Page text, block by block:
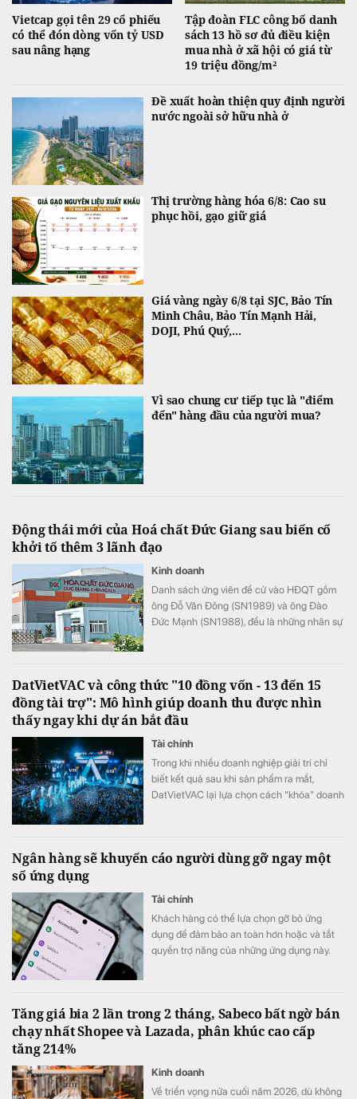
Vietcap gọi tên 29 cổ phiếu
có thể đón dòng vốn tỷ USD
sau nâng hạng
Tập đoàn FLC công bố danh
sách 13 hồ sơ đủ điều kiện
mua nhà ở xã hội có giá từ
19 triệu đồng/m²
Đề xuất hoàn thiện quy định người
nước ngoài sở hữu nhà ở
Thị trường hàng hóa 6/8: Cao su
phục hồi, gạo giữ giá
Giá vàng ngày 6/8 tại SJC, Bảo Tín
Minh Châu, Bảo Tín Mạnh Hải,
DOJI, Phú Quý,...
Vì sao chung cư tiếp tục là "điểm
đến" hàng đầu của người mua?
Động thái mới của Hoá chất Đức Giang sau biến cố
khởi tố thêm 3 lãnh đạo
Kinh doanh
Danh sách ứng viên đề cử vào HĐQT gồm
ông Đỗ Văn Đông (SN1989) và ông Đào
Đức Mạnh (SN1988), đều là những nhân sự
DatVietVAC và công thức "10 đồng vốn - 13 đến 15
đồng tài trợ": Mô hình giúp doanh thu được nhìn
thấy ngay khi dự án bắt đầu
Tài chính
Trong khi nhiều doanh nghiệp giải trí chỉ
biết kết quả sau khi sản phẩm ra mắt,
DatVietVAC lại lựa chọn cách "khóa" doanh
hiệu quả sử dụng vốn nổi bật với ROE đạt
nghiệp văn hóa.
Ngân hàng sẽ khuyến cáo người dùng gỡ ngay một
số ứng dụng
Tài chính
Khách hàng có thể lựa chọn gỡ bỏ ứng
dụng để đảm bảo an toàn hơn hoặc và tắt
quyền trợ năng của những ứng dụng này.
Tăng giá bia 2 lần trong 2 tháng, Sabeco bất ngờ bán
chạy nhất Shopee và Lazada, phân khúc cao cấp
tăng 214%
Kinh doanh
Về triển vọng nửa cuối năm 2026, dù không